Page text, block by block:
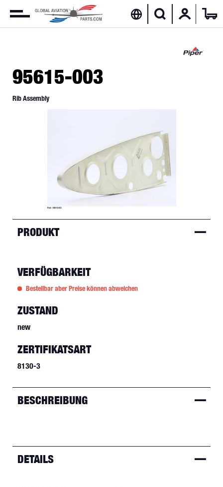
95615-003
Rib Assembly
PRODUKT
VERFÜGBARKEIT
Bestellbar aber Preise können abweichen
ZUSTAND
new
ZERTIFIKATSART
8130-3
BESCHREIBUNG
DETAILS